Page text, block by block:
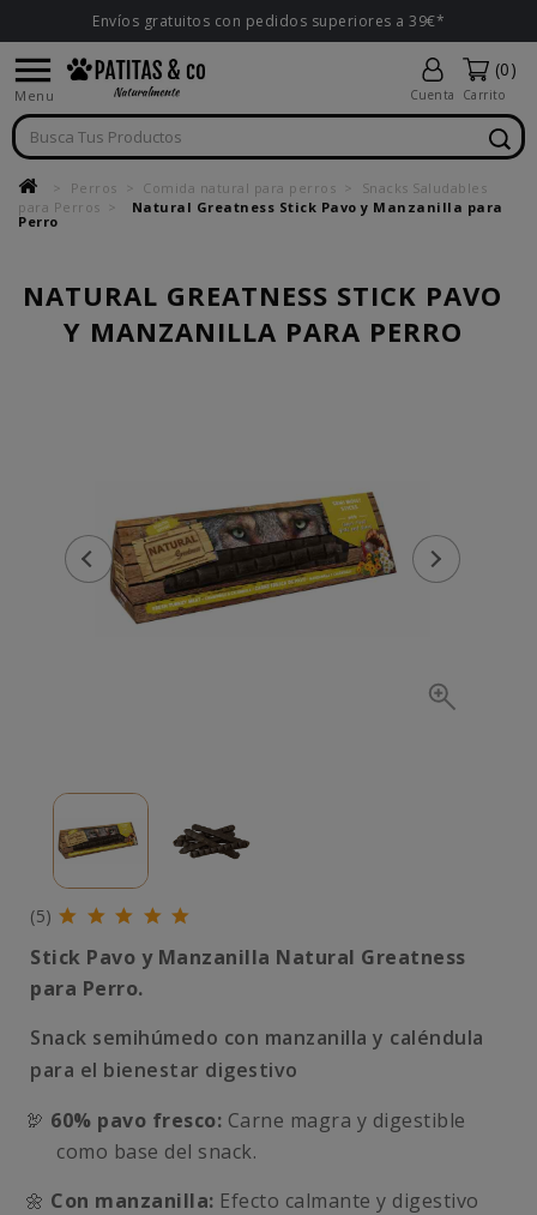
Envíos gratuitos con pedidos superiores a 39€*

Menu Cuenta
(0)
Carrito
Perros Comida natural para perros
Snacks Saludables
para Perros
Natural Greatness Stick Pavo y Manzanilla para
Perro
NATURAL GREATNESS STICK PAVO
Y MANZANILLA PARA PERRO
(5)
Stick Pavo y Manzanilla Natural Greatness
para Perro.
Snack semihúmedo con manzanilla y caléndula
para el bienestar digestivo
🦃 60% pavo fresco: Carne magra y digestible
como base del snack.
🌼 Con manzanilla: Efecto calmante y digestivo